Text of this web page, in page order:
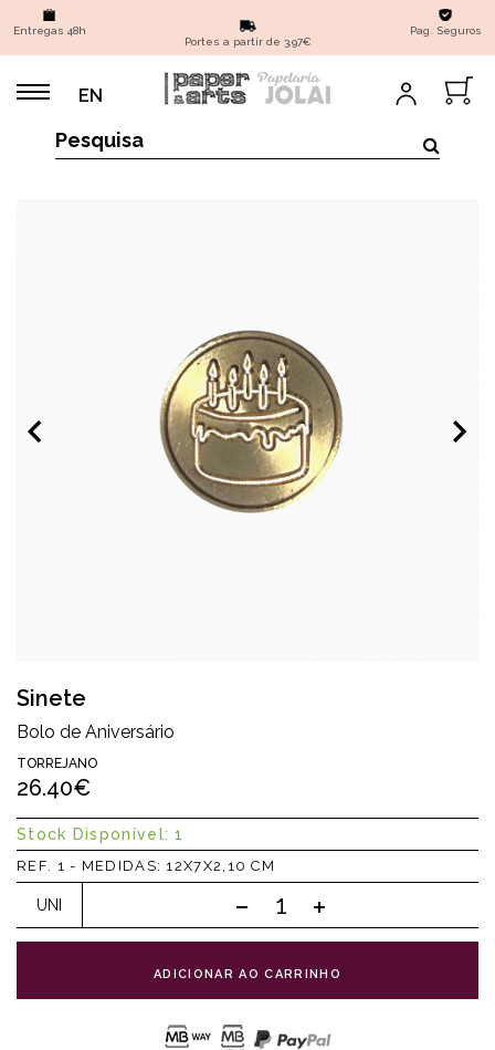
Entregas 48h
Portes a partir de 3,97€
Pag. Seguros
EN
Sinete
Bolo de Aniversário
TORREJANO
26.40€
Stock Disponível: 1
REF. 1 - MEDIDAS: 12X7X2,10 CM
UNI
ADICIONAR AO CARRINHO